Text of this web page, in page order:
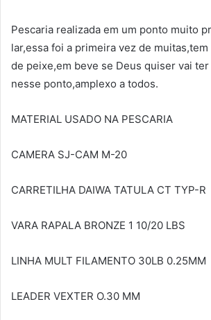
Pescaria realizada em um ponto muito
lar,essa foi a primeira vez de
de peixe,em beve se Deus quiser vai
nesse ponto,amplexo a todos.
MATERIAL USADO NA PESCARIA
CAMERA SJ-CAM M-20
CARRETILHA DAIWA TATULA CT TYP-R
VARA RAPALA BRONZE 1 10/20 LBS
LINHA MULT FILAMENTO 30LB 0.25MM
LEADER VEXTER O.30 MM